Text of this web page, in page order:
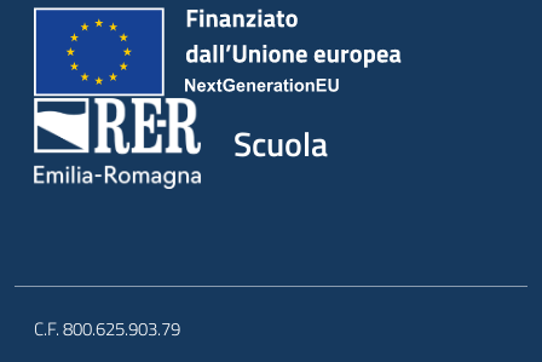
Scuola
C.F. 800.625.903.79